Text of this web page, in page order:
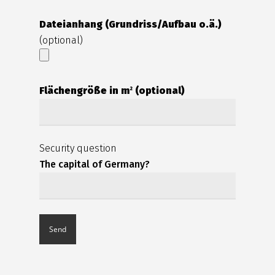
Dateianhang (Grundriss/Aufbau o.ä.)
(optional)
Flächengröße in m2 (optional)
Security question
The capital of Germany?